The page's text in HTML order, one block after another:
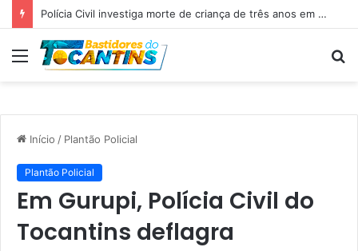
Polícia Civil investiga morte de criança de três anos em Palmas; pai é suspeito de agressão
Menu
Início / Plantão Policial
Plantão Policial
Em Gurupi, Polícia Civil do
Tocantins deflagra